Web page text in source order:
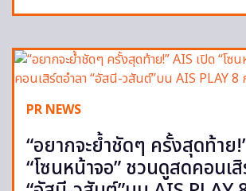
PR NEWS
“อยากจะย้ำชัดๆ ครั้งสุดท้าย
“โซนหน้าจอ” ชวนดูสดคอนเ